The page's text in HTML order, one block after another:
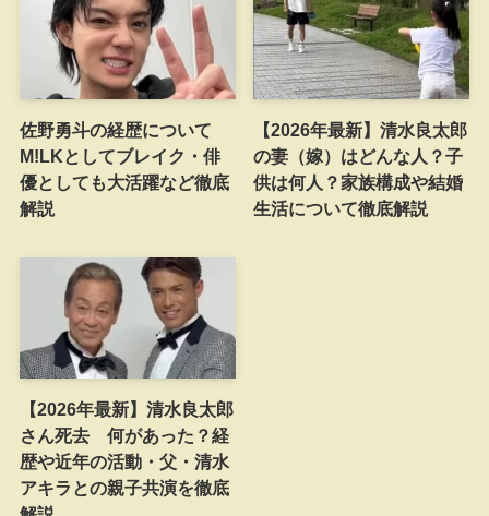
佐野勇斗の経歴について
M!LKとしてブレイク・俳
優としても大活躍など徹底
解説
【2026年最新】清水良太郎
の妻（嫁）はどんな人？子
供は何人？家族構成や結婚
生活について徹底解説
【2026年最新】清水良太郎
さん死去 何があった？経
歴や近年の活動・父・清水
アキラとの親子共演を徹底